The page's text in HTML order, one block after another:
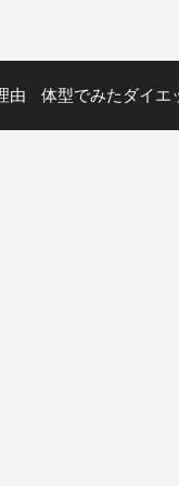
由 体型でみたダイエ